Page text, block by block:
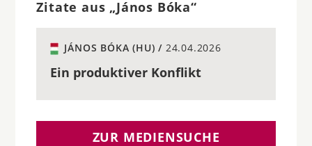
Zitate aus „János Bóka“
JÁNOS BÓKA (HU) / 24.04.2026
Ein produktiver Konflikt
ZUR MEDIENSUCHE